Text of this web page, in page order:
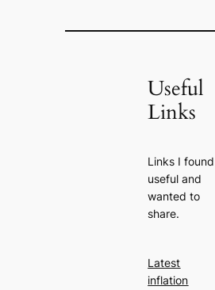
Useful
Links
Links I found
useful and
wanted to
share.
Latest
inflation